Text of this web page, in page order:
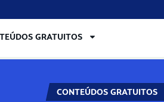
GRATUITOS
CONTEÚDOS GRATUITOS